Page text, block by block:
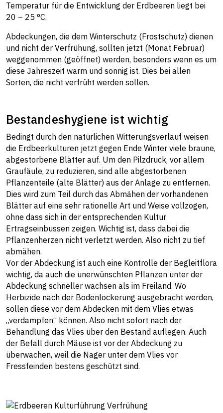
Temperatur für die Entwicklung der Erdbeeren liegt bei
20 – 25 °C.
Abdeckungen, die dem Winterschutz (Frostschutz) dienen
und nicht der Verfrühung, sollten jetzt (Monat Februar)
weggenommen (geöffnet) werden, besonders wenn es um
diese Jahreszeit warm und sonnig ist. Dies bei allen
Sorten, die nicht verfrüht werden sollen.
Bestandeshygiene ist wichtig
Bedingt durch den natürlichen Witterungsverlauf weisen
die Erdbeerkulturen jetzt gegen Ende Winter viele braune,
abgestorbene Blätter auf. Um den Pilzdruck, vor allem
Graufäule, zu reduzieren, sind alle abgestorbenen
Pflanzenteile (alte Blätter) aus der Anlage zu entfernen.
Dies wird zum Teil durch das Abmähen der vorhandenen
Blätter auf eine sehr rationelle Art und Weise vollzogen,
ohne dass sich in der entsprechenden Kultur
Ertragseinbussen zeigen. Wichtig ist, dass dabei die
Pflanzenherzen nicht verletzt werden. Also nicht zu tief
abmähen.
Vor der Abdeckung ist auch eine Kontrolle der Begleitflora
wichtig, da auch die unerwünschten Pflanzen unter der
Abdeckung schneller wachsen als im Freiland. Wo
Herbizide nach der Bodenlockerung ausgebracht werden,
sollen diese vor dem Abdecken mit dem Vlies etwas
„verdampfen“ können. Also nicht sofort nach der
Behandlung das Vlies über den Bestand auflegen. Auch
der Befall durch Mäuse ist vor der Abdeckung zu
überwachen, weil die Nager unter dem Vlies vor
Fressfeinden bestens geschützt sind.